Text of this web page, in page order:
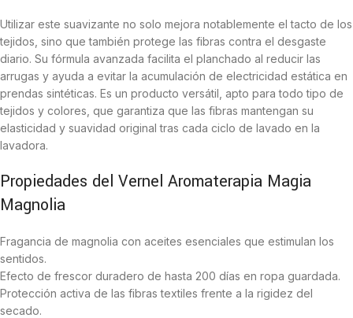
Utilizar este suavizante no solo mejora notablemente el tacto de los
tejidos, sino que también protege las fibras contra el desgaste
diario. Su fórmula avanzada facilita el planchado al reducir las
arrugas y ayuda a evitar la acumulación de electricidad estática en
prendas sintéticas. Es un producto versátil, apto para todo tipo de
tejidos y colores, que garantiza que las fibras mantengan su
elasticidad y suavidad original tras cada ciclo de lavado en la
lavadora.
Propiedades del Vernel Aromaterapia Magia
Magnolia
Fragancia de magnolia con aceites esenciales que estimulan los
sentidos.
Efecto de frescor duradero de hasta 200 días en ropa guardada.
Protección activa de las fibras textiles frente a la rigidez del
secado.